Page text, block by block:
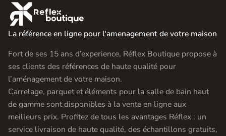

La référence en ligne pour l'amenagement de votre maison
Fort de ses 15 ans d’experience, Réflex Boutique propose à
ses clients des références de haute qualité pour
l’aménagement de votre maison.
Carrelage, parquet et éléments pour la salle de bain haut
de gamme sont disponibles à la vente en ligne aux
meilleurs prix. Profitez de tous les avantages Réflex : un
service livraison de haute qualité, des échantillons gratuits,